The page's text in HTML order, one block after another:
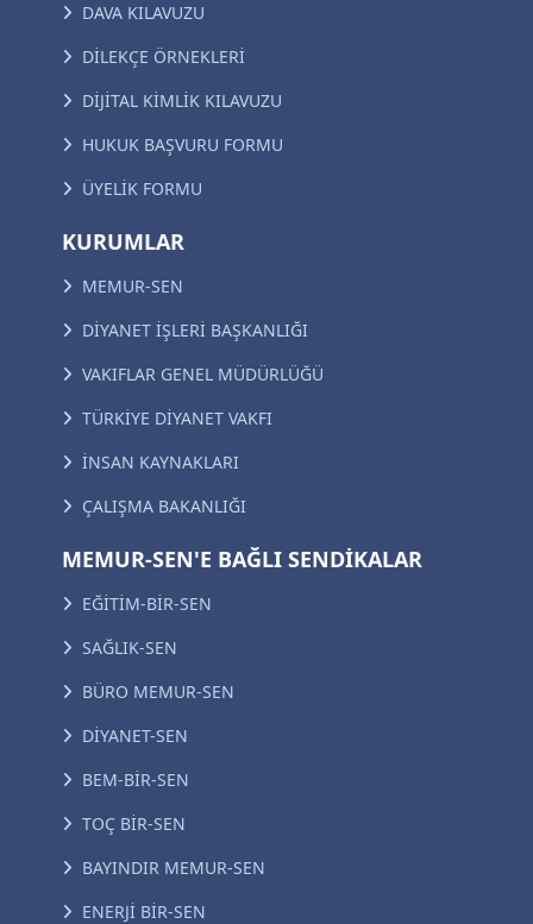
DAVA KILAVUZU
DİLEKÇE ÖRNEKLERİ
DİJİTAL KİMLİK KILAVUZU
HUKUK BAŞVURU FORMU
ÜYELİK FORMU
KURUMLAR
MEMUR-SEN
DİYANET İŞLERİ BAŞKANLIĞI
VAKIFLAR GENEL MÜDÜRLÜĞÜ
TÜRKİYE DİYANET VAKFI
İNSAN KAYNAKLARI
ÇALIŞMA BAKANLIĞI
MEMUR-SEN'E BAĞLI SENDİKALAR
EĞİTİM-BİR-SEN
SAĞLIK-SEN
BÜRO MEMUR-SEN
DİYANET-SEN
BEM-BİR-SEN
TOÇ BİR-SEN
BAYINDIR MEMUR-SEN
ENERJİ BİR-SEN